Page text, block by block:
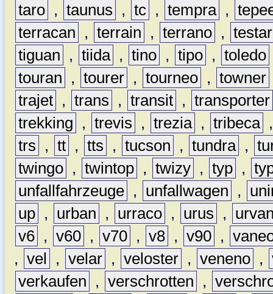
taro , taunus , tc , tempra ,
terracan
, terrain , terrano ,
tiguan
, tiida , tino , tipo , toledo
touran
, tourer , tourneo , towner
trajet , trans , transit , transporter
trekking
, trevis , trezia , tribeca
trs
, tt , tts , tucson , tundra ,
twingo , twintop , twizy , typ ,
unfallfahrzeuge , unfallwagen ,
up , urban , urraco , urus ,
v6 , v60 , v70 , v8 , v90 ,
, vel , velar , veloster , veneno ,
verkaufen
, verschrotten ,